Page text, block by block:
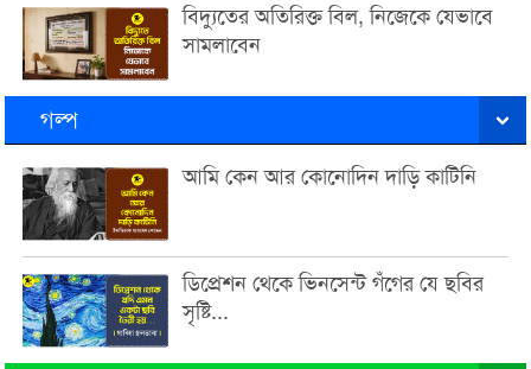
বিদ্যুতের অতিরিক্ত বিল, নিজেকে যেভাবে
সামলাবেন
গল্প
আমি কেন আর কোনোদিন দাড়ি কাটিনি
ডিপ্রেশন থেকে ভিনসেন্ট গঁগের যে ছবির
সৃষ্টি...